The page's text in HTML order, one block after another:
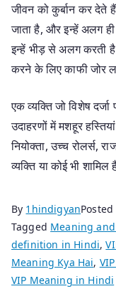
जीवन को कुर्बान कर देते
जाता है, और इन्हें अलग
इन्हें भीड़ से अलग करती
करने के लिए काफी जोर
एक व्यक्ति जो विशेष
उदाहरणों में मशहूर
नियोक्ता, उच्च रोलर्स,
व्यक्ति या कोई भी शामिल
By 1hindigyanPosted
Tagged Meaning
definition in Hindi,
Meaning Kya Hai,
VIP Meaning in Hindi